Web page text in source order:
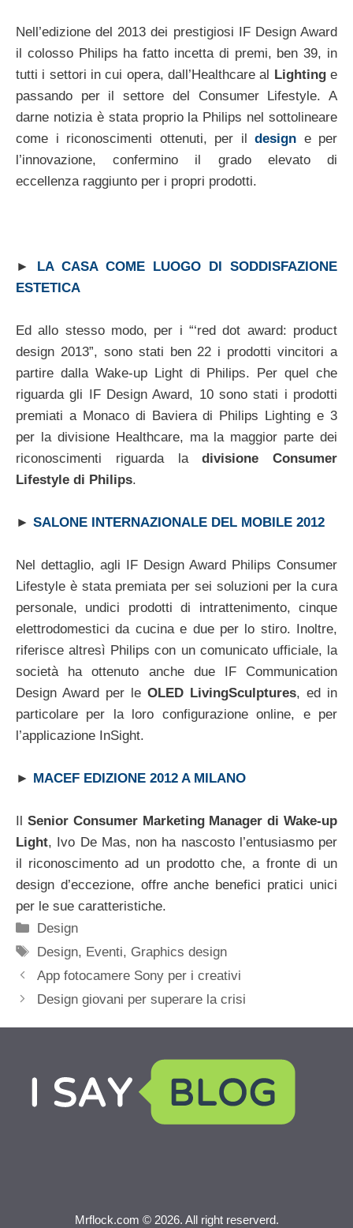
Nell’edizione del 2013 dei prestigiosi IF Design Award
il colosso Philips ha fatto incetta di premi, ben 39, in
tutti i settori in cui opera, dall’Healthcare al
Lightinge
passando per il settore del Consumer Lifestyle. A
darne notizia è stata proprio la Philips nel sottolineare
come i riconoscimenti ottenuti, per il design e per
l’innovazione, confermino il grado elevato di
eccellenza raggiunto per i propri prodotti.
►
LA CASA COME LUOGO DI SODDISFAZIONE
ESTETICA
Ed allo stesso modo, per i “‘red dot award: product
design 2013”, sono stati ben 22 i prodotti vincitori a
partire dalla Wake-up Light di Philips. Per quel che
riguarda gli IF Design Award, 10 sono stati i prodotti
premiati a Monaco di Baviera di Philips Lighting e 3
per la divisione Healthcare, ma la maggior parte dei
riconoscimenti riguarda ladivisione Consumer
Lifestyle di Philips.
► SALONE INTERNAZIONALE DEL MOBILE 2012
Nel dettaglio, agli IF Design Award Philips Consumer
Lifestyle è stata premiata per sei soluzioni per la cura
personale, undici prodotti di intrattenimento, cinque
elettrodomestici da cucina e due per lo stiro. Inoltre,
riferisce altresì Philips con un comunicato ufficiale, la
società ha ottenuto anche due IF Communication
Design Award per le OLED LivingSculptures, ed in
particolare per la loro configurazione online, e per
l’applicazione InSight.
► MACEF EDIZIONE 2012 A MILANO
Senior Consumer Marketing Manager di Wake-up
Light, Ivo De Mas, non ha nascosto l’entusiasmo per
il riconoscimento ad un prodotto che, a fronte di un
design d’eccezione, offre anche benefici pratici unici
per le sue caratteristiche.
Categorie
Design
Tag
Design, Eventi, Graphics design
App fotocamere Sony per i creativi
Design giovani per superare la crisi
Mrflock.com © 2026. All right reserverd.